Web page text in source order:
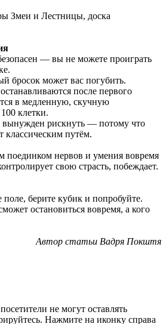
— вы не можете проиграть
бросок может вас погубить.
после первого
в медленную, скучную
клетки.
вынужден рискнуть — потому что
классическим путём.
поединком нервов и умения вовремя
свою страсть, побеждает.
поле, берите кубик и попробуйте.
остановиться вовремя, а кого
Автор статьи Вадря Покштя
не могут оставлять
Нажмите на иконку справа